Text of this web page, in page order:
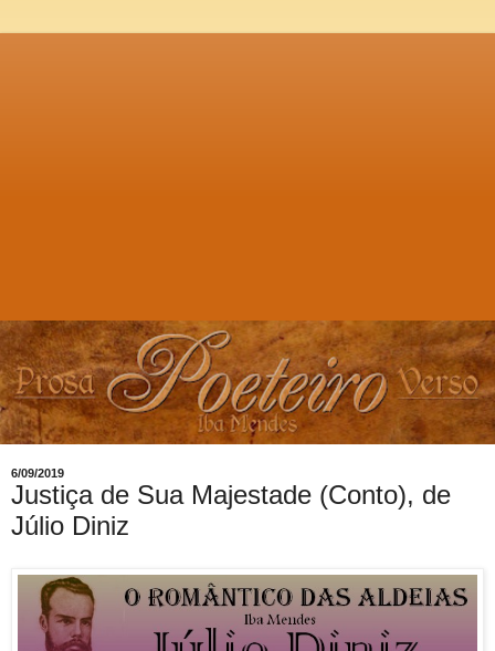
6/09/2019
Justiça de Sua Majestade (Conto), de
Júlio Diniz